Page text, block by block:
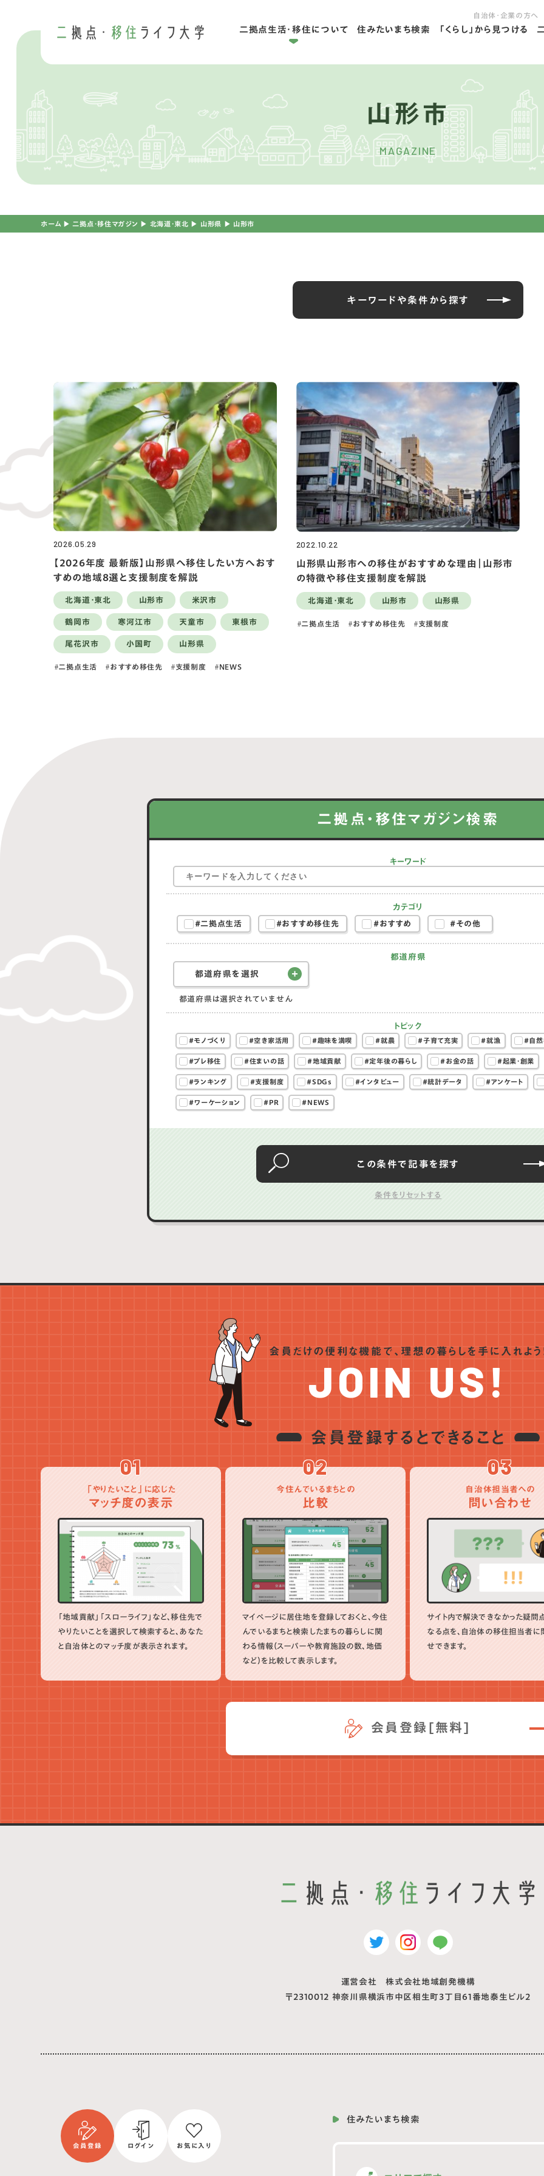
自治体・企業の方へ
二拠点生活・移住について
二拠点ライフを学ぶ
移住ライフを学ぶ
住みたいまち検索 「くらし」から見つける
山形市
MAGAZINE
ホーム ▶︎ 二拠点・移住マガジン ▶︎ 北海道・東北 ▶︎ 山形県 ▶︎ 山形市
キーワードや条件から探す
2026.05.29
【2026年度 最新版】山形県へ移住したい方へおす
すめの地域8選と支援制度を解説
北海道・東北 山形市 米沢市
鶴岡市 寒河江市 天童市 東根市
尾花沢市 小国町 山形県
二拠点生活 おすすめ移住先 支援制度 NEWS
2022.10.22
山形県山形市への移住がおすすめな理由｜山形市
の特徴や移住支援制度を解説
北海道・東北 山形市 山形県
二拠点生活 おすすめ移住先 支援制度
二拠点・移住マガジン検索
キーワード
カテゴリ
#二拠点生活
#おすすめ移住先 #おすすめ #その他
都道府県
都道府県を選択
都道府県は選択されていません
トピック
#モノづくり #空き家活用 #趣味を満喫 #就農 #子育て充実 #就漁 #自然
#プレ移住 #住まいの話 #地域貢献 #定年後の暮らし #お金の話 #起業・創業
#ランキング #支援制度 #SDGs #インタビュー #統計データ #アンケート
#ワーケーション #PR #NEWS
この条件で 記事を探す
会員だけの便利な機能で、 理想の暮らしを手に入れよう
JOIN US!
会員登録するとできること
01
「やりたいこと」に応じた
マッチ度の表示
「地域貢献」「スローライフ」など、移住先で
やりたいことを選択して検索すると、あなた
と自治体とのマッチ度が表示されます。
02
今住んでいるまちとの
比較
マイページに居住地を登録しておくと、今住
んでいるまちと検索したまちの暮らしに関
わる情報（スーパーや教育施設の数、地価
など）を比較して表示します。
03
自治体担当者への
問い合わせ
サイト内で解決できなかった疑問
なる点を、自治体の移住担当者に
せできます。
会員登録[無料]
運営会社 株式会社地域創発機構
〒2310012 神奈川県横浜市中区相生町3丁目61番地泰生ビル2
会員登録 ログイン お気に入り
住みたいまち検索